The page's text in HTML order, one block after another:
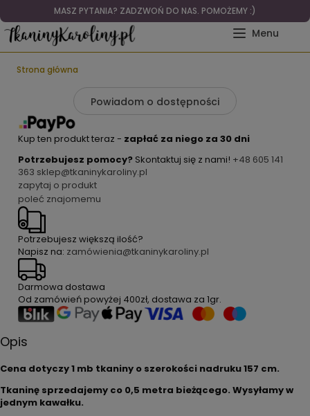
MASZ PYTANIA? ZADZWOŃ DO NAS. POMOŻEMY :)
Strona główna
Powiadom o dostępności
Kup ten produkt teraz - zapłać za niego za 30 dni
Potrzebujesz pomocy? Skontaktuj się z nami! +48 605 141
363 sklep@tkaninykaroliny.pl
zapytaj o produkt
poleć znajomemu
Potrzebujesz większą ilość?
Napisz na: zamówienia@tkaninykaroliny.pl
Darmowa dostawa
Od zamówień powyżej 400zł, dostawa za 1gr.
Opis
Cena dotyczy 1 mb tkaniny o szerokości nadruku 157 cm.
Tkaninę sprzedajemy co 0,5 metra bieżącego. Wysyłamy w
jednym kawałku.